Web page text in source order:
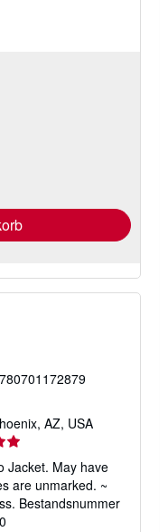
AZ, USA
Jacket. May have
are unmarked. ~
Bestandsnummer